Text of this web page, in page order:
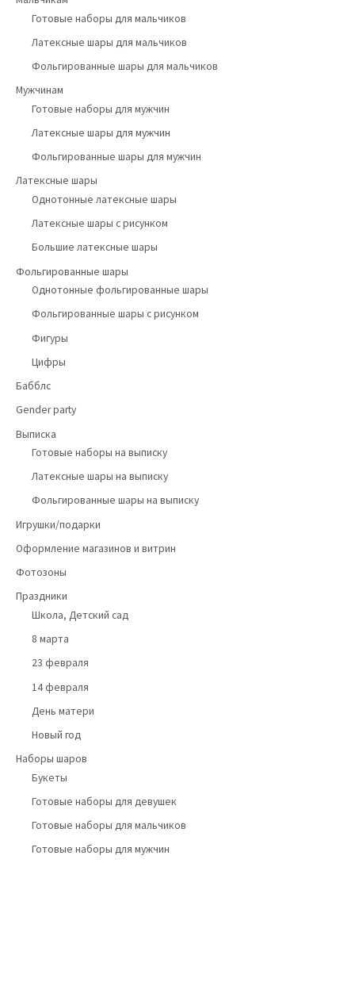
Готовые наборы для мальчиков
Латексные шары для мальчиков
Фольгированные шары для мальчиков
Мужчинам
Готовые наборы для мужчин
Латексные шары для мужчин
Фольгированные шары для мужчин
Латексные шары
Однотонные латексные шары
Латексные шары с рисунком
Большие латексные шары
Фольгированные шары
Однотонные фольгированные шары
Фольгированные шары с рисунком
Фигуры
Цифры
Бабблс
Gender party
Выписка
Готовые наборы на выписку
Латексные шары на выписку
Фольгированные шары на выписку
Игрушки/подарки
Оформление магазинов и витрин
Фотозоны
Праздники
Школа, Детский сад
8 марта
23 февраля
14 февраля
День матери
Новый год
Наборы шаров
Букеты
Готовые наборы для девушек
Готовые наборы для мальчиков
Готовые наборы для мужчин